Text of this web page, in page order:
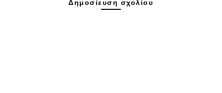
Δημοσίευση σχολίου